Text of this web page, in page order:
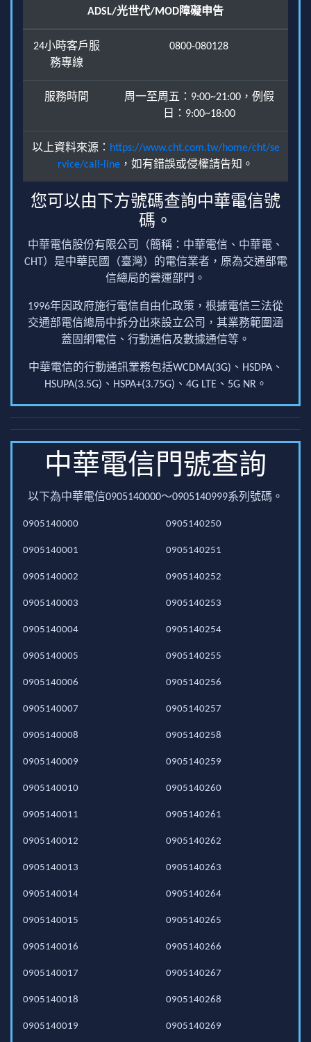
ADSL/光世代/MOD障礙申告
24小時客戶服
務專線
0800-080128
服務時間
周一至周五：9:00~21:00，例假
日：9:00~18:00
以上資料來源： https://www.cht.com.tw/home/cht/se
rvice/call-line ，如有錯誤或侵權請告知。
您可以由下方號碼查詢中華電信號
碼。
中華電信股份有限公司（簡稱：中華電信、中華電、
CHT）是中華民國（臺灣）的電信業者，原為交通部電
信總局的營運部門。
1996年因政府施行電信自由化政策，根據電信三法從
交通部電信總局中拆分出來設立公司，其業務範圍涵
蓋固網電信、行動通信及數據通信等。
中華電信的行動通訊業務包括WCDMA(3G)、HSDPA、
HSUPA(3.5G)、HSPA+(3.75G)、4G LTE、5G NR。
中華電信門號查詢
以下為中華電信0905140000～0905140999系列號碼。
0905140000
0905140001
0905140002
0905140003
0905140004
0905140005
0905140006
0905140007
0905140008
0905140009
0905140010
0905140011
0905140012
0905140013
0905140014
0905140015
0905140016
0905140017
0905140018
0905140019
0905140250
0905140251
0905140252
0905140253
0905140254
0905140255
0905140256
0905140257
0905140258
0905140259
0905140260
0905140261
0905140262
0905140263
0905140264
0905140265
0905140266
0905140267
0905140268
0905140269